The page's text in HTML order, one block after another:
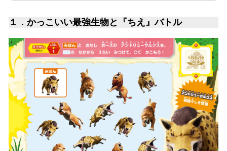
１．かっこいい最強生物と『ちえ』バトル